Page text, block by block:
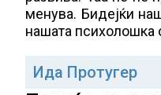
менува. Бидејќи
нашата психолошка
Ида Протугер